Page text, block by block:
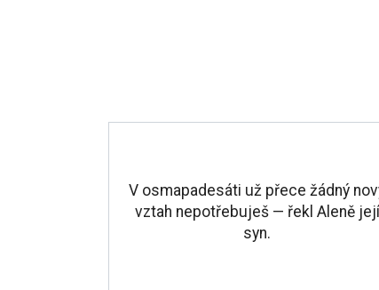
V osmapadesáti už přece žádný
vztah nepotřebuješ — řekl Aleně její
syn.